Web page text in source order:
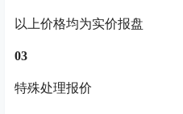
以上价格均为实价报盘
03
特殊处理报价